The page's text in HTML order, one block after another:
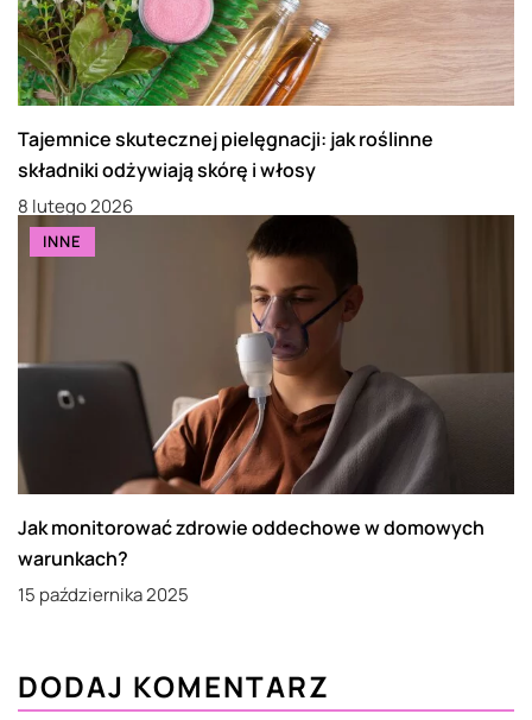
Tajemnice skutecznej pielęgnacji: jak roślinne
składniki odżywiają skórę i włosy
8 lutego 2026
INNE
Jak monitorować zdrowie oddechowe w domowych
warunkach?
15 października 2025
DODAJ KOMENTARZ